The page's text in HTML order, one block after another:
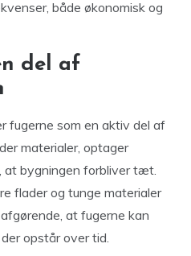
både økonomisk og
del af
fugerne som en aktiv del af
materialer, optager
bygningen forbliver tæt.
flader og tunge materialer
at fugerne kan
opstår over tid.